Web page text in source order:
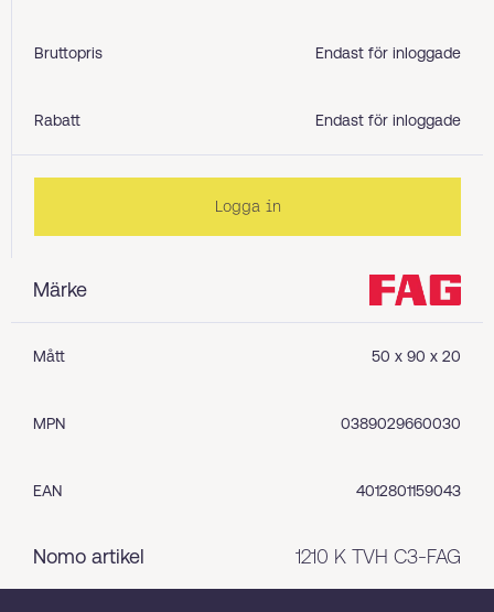
Märke
Mått 50 x 90 x 20
MPN 0389029660030
EAN 4012801159043
Nomo artikel 1210 K TVH C3-FAG
Bruttopris Endast för inloggade
Rabatt Endast för inloggade
Logga in